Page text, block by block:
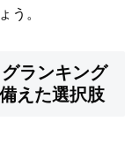
う。
ランキング
えた選択肢